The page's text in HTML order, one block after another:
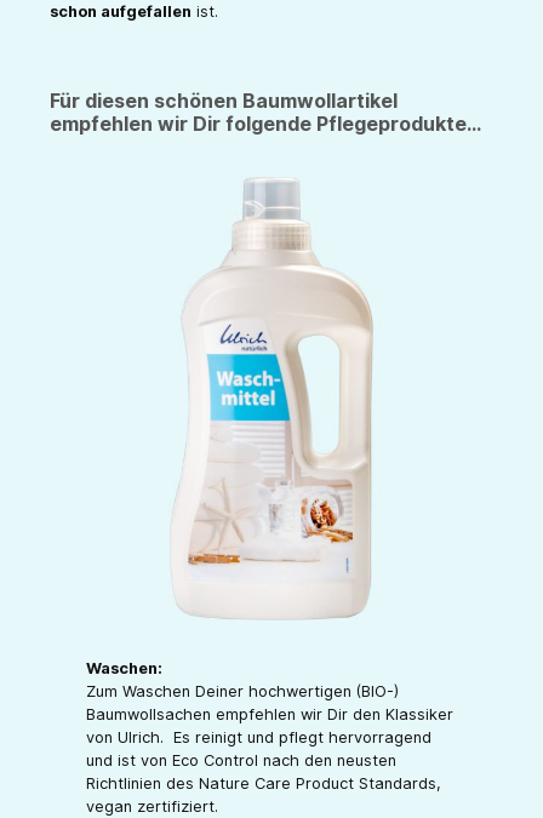
schon aufgefallen ist.
Für diesen schönen Baumwollartikel
empfehlen wir Dir folgende Pflegeprodukte...
Waschen:
Zum Waschen Deiner hochwertigen (BIO-)
Baumwollsachen empfehlen wir Dir den Klassiker
von Ulrich. Es reinigt und pflegt hervorragend
und ist von Eco Control nach den neusten
Richtlinien des Nature Care Product Standards,
vegan zertifiziert.